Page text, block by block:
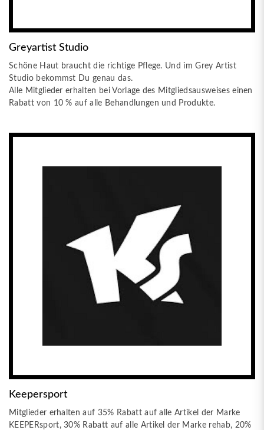
Greyartist Studio
Schöne Haut braucht die richtige Pflege. Und im Grey Artist
Studio bekommst Du genau das.
Alle Mitglieder erhalten bei Vorlage des Mitgliedsausweises einen
Rabatt von 10 % auf alle Behandlungen und Produkte.
Keepersport
Mitglieder erhalten auf 35% Rabatt auf alle Artikel der Marke
KEEPERsport, 30% Rabatt auf alle Artikel der Marke rehab, 20%